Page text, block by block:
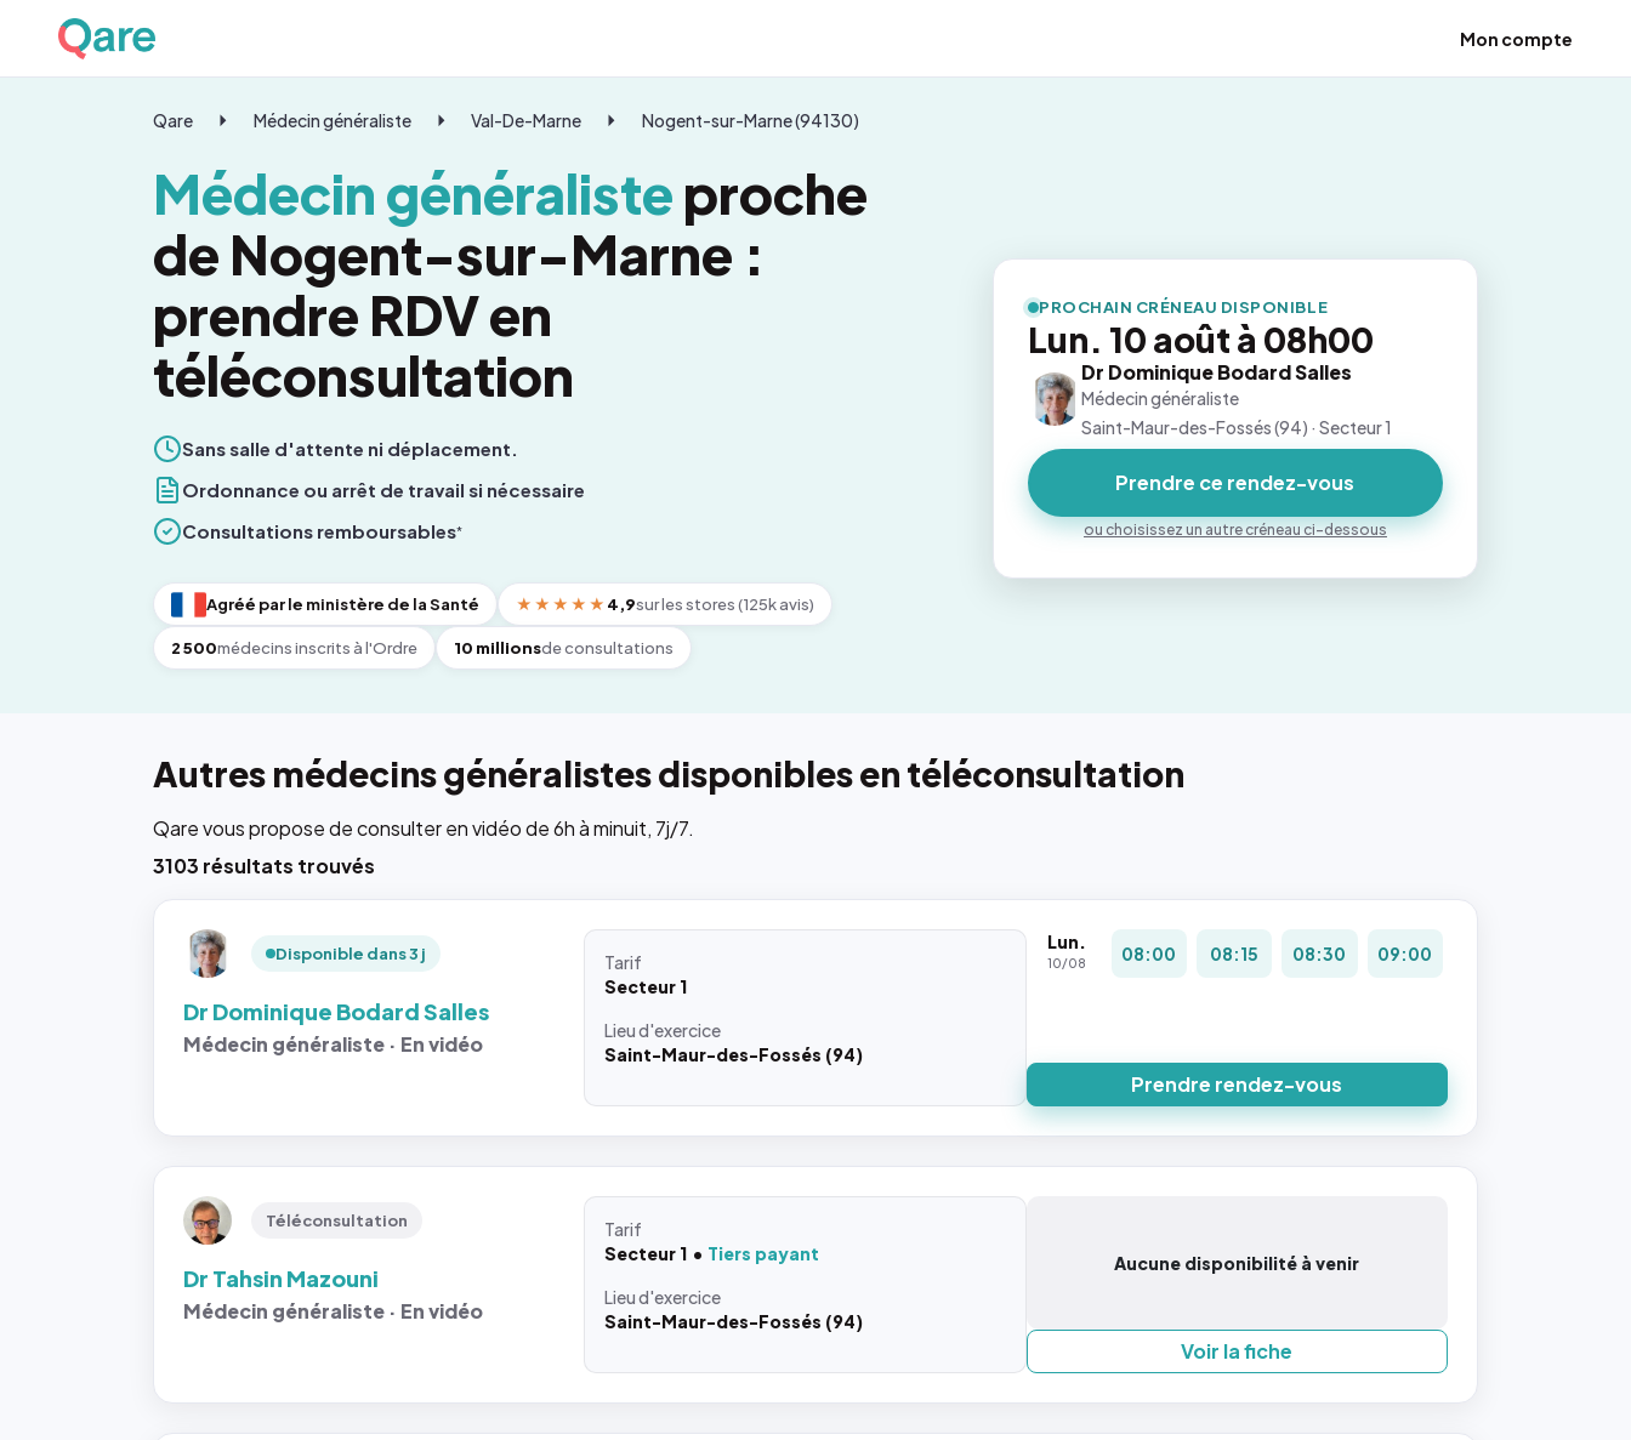
Mon compte
Qare Médecin généraliste Val-De-Marne Nogent-sur-Marne (94130)
Médecin généralisteproche
de Nogent-sur-Marne :
prendre RDV en
téléconsultation
Sans salle d'attente ni déplacement.
Ordonnance ou arrêt de travail si nécessaire
Consultations remboursables*
Agréé par le ministère de la Santé ★★★★★ 4,9sur les stores (125k avis)
2 500médecins inscrits à l'Ordre 10 millionsde consultations
PROCHAIN CRÉNEAU DISPONIBLE
Lun. 10 août à 08h00
Dr Dominique Bodard Salles
Médecin généraliste
Saint-Maur-des-Fossés (94) · Secteur 1
Prendre ce rendez-vous
ou choisissez un autre créneau ci-dessous
Autres médecins généralistes disponibles en téléconsultation
Qare vous propose de consulter en vidéo de 6h à minuit, 7j/7.
3103 résultats trouvés
Disponible dans 3 j
Dr Dominique Bodard Salles
Médecin généraliste · En vidéo
Tarif
Secteur 1
Lieud'exercice
Saint-Maur-des-Fossés (94)
Lun.
10/08 08:00 08:15 08:30 09:00
Prendre rendez-vous
Téléconsultation
Dr Tahsin Mazouni
Médecin généraliste · En vidéo
Tarif
Secteur 1
Tiers payant
Lieud'exercice
Saint-Maur-des-Fossés (94)
Aucune disponibilité à venir
Voir la fiche